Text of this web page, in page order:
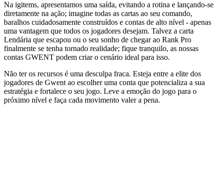
Na igitems, apresentamos uma saída, evitando a rotina e lançando-se
diretamente na ação; imagine todas as cartas ao seu comando,
baralhos cuidadosamente construídos e contas de alto nível - apenas
uma vantagem que todos os jogadores desejam. Talvez a carta
Lendária que escapou ou o seu sonho de chegar ao Rank Pro
finalmente se tenha tornado realidade; fique tranquilo, as nossas
contas GWENT podem criar o cenário ideal para isso.
Não ter os recursos é uma desculpa fraca. Esteja entre a elite dos
jogadores de Gwent ao escolher uma conta que potencializa a sua
estratégia e fortalece o seu jogo. Leve a emoção do jogo para o
próximo nível e faça cada movimento valer a pena.